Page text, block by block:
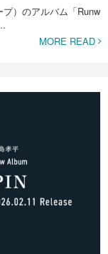
）のアルバム「Runw
MORE READ